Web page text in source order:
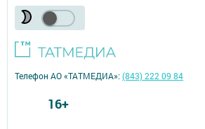
Телефон АО «ТАТМЕДИА»:(843) 222 09 84
16+